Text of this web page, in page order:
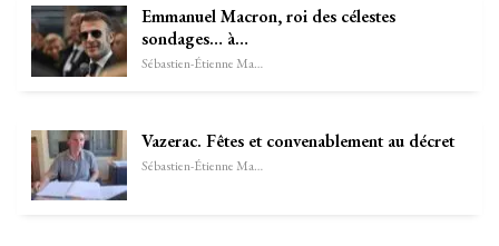
Emmanuel Macron, roi des célestes
sondages… à…
Sébastien-Étienne Marechal
Vazerac. Fêtes et convenablement au décret
Sébastien-Étienne Marechal